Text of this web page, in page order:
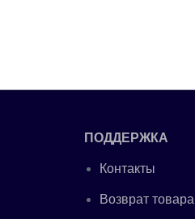
ПОДДЕРЖКА
Контакты
Возврат товара